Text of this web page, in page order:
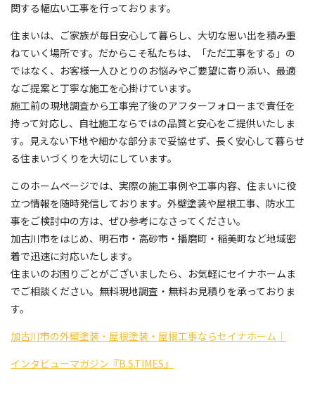
関する幅広い工事を行っております。
住まいは、ご家族が毎日安心して暮らし、大切な思い出を積み重
ねていく場所です。だからこそ私たちは、「ただ工事をする」の
ではなく、お客様一人ひとりのお悩みやご要望に寄り添い、最適
なご提案と丁寧な施工を心掛けています。
施工前の現地調査から工事完了後のアフターフォローまで責任を
持って対応し、自社施工ならではの品質と安心をご提供いたしま
す。見えない下地や細かな部分まで妥協せず、長く安心して暮らせ
る住まいづくりを大切にしています。
このホームページでは、実際の施工事例や工事内容、住まいに役
立つ情報を随時発信しております。外壁塗装や屋根工事、防水工
事をご検討中の方は、ぜひ参考になさってください。
加古川市をはじめ、明石市・高砂市・播磨町・稲美町など地域密
着で迅速に対応いたします。
住まいのお困りごとがございましたら、お気軽にセイナホームま
でご相談ください。無料現地調査・無料お見積りを承っておりま
す。
加古川市の外壁塗装・屋根塗装・屋根工事ならセイナホーム｜
インタビューマガジン『B.S.TIMES』